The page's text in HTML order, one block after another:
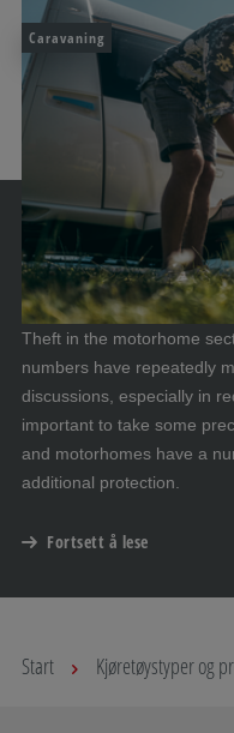
Caravaning
Theft in the motorhome
numbers have repeatedly
discussions, especially in
important to take some
and motorhomes have a
additional protection.
Fortsett å lese
Start Kjøretøystyper og